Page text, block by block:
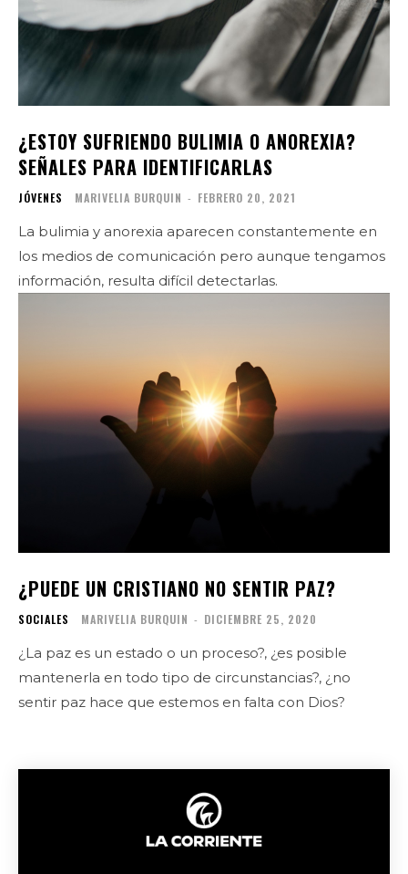
¿ESTOY SUFRIENDO BULIMIA O ANOREXIA?
SEÑALES PARA IDENTIFICARLAS
JÓVENES MARIVELIA BURQUIN - FEBRERO 20, 2021
La bulimia y anorexia aparecen constantemente en
los medios de comunicación pero aunque tengamos
información, resulta difícil detectarlas.
¿PUEDE UN CRISTIANO NO SENTIR PAZ?
SOCIALES MARIVELIA BURQUIN - DICIEMBRE 25, 2020
¿La paz es un estado o un proceso?, ¿es posible
mantenerla en todo tipo de circunstancias?, ¿no
sentir paz hace que estemos en falta con Dios?